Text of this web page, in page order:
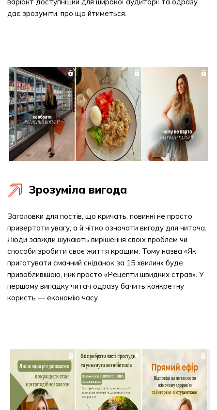
дає зрозуміти, про що йтиметься.
Зрозуміла вигода
Заголовки для постів, що кричать, повинні не просто
привертати увагу, а й чітко означати вигоду для читача.
Люди завжди шукають вирішення своїх проблем чи
способи зробити своє життя кращим. Тому назва «Як
приготувати смачний сніданок за 15 хвилин» буде
привабливішою, ніж просто «Рецепти швидких страв». У
першому випадку читач одразу бачить конкретну
користь — економію часу.